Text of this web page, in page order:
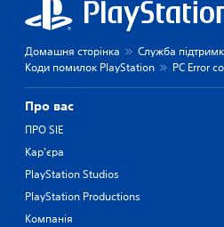
Домашня сторінка
Служба
Коди помилок PlayStation
PC Error
Про вас
ПРО SIE
Кар'єра
PlayStation Studios
PlayStation Productions
Компанія